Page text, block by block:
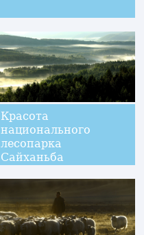
Красота
национального
лесопарка
Сайханьба